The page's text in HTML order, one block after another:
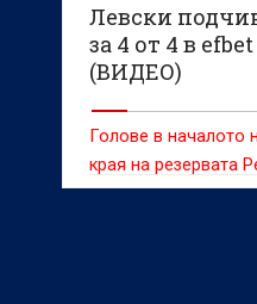
Левски
за 4 от 4 в
(ВИДЕО)
Голове в началото
края на резервата
донесоха успеха на